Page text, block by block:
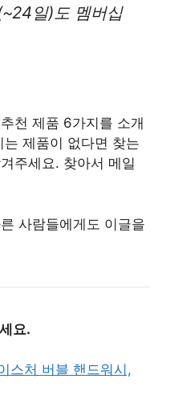
일)도 멤버십
천 제품 6가지를 소개
제품이 없다면 찾는
주세요. 찾아서 메일
사람들에게도 이글을
요.
스처 버블 핸드워시,